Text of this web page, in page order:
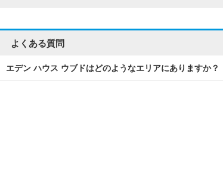
よくある質問
エデン ハウス ウブドはどのようなエリアにありますか？